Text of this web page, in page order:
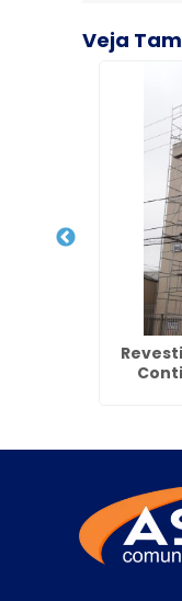
Veja